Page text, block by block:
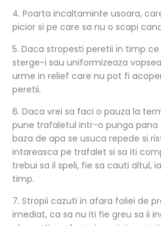
4. Poarta incaltaminte usoara,
picior si pe care sa nu o scapi
5. Daca stropesti peretii in timp
sterge-i sau uniformizeaza
urme in relief care nu pot fi
peretii.
6. Daca vrei sa faci o pauza la
pune trafaletul intr-o punga pana
baza de apa se usuca repede si
intareasca pe trafalet si sa iti
trebui sa il speli, fie sa cauti altul,
timp.
7. Stropii cazuti in afara foliei de
imediat, ca sa nu iti fie greu sa ii